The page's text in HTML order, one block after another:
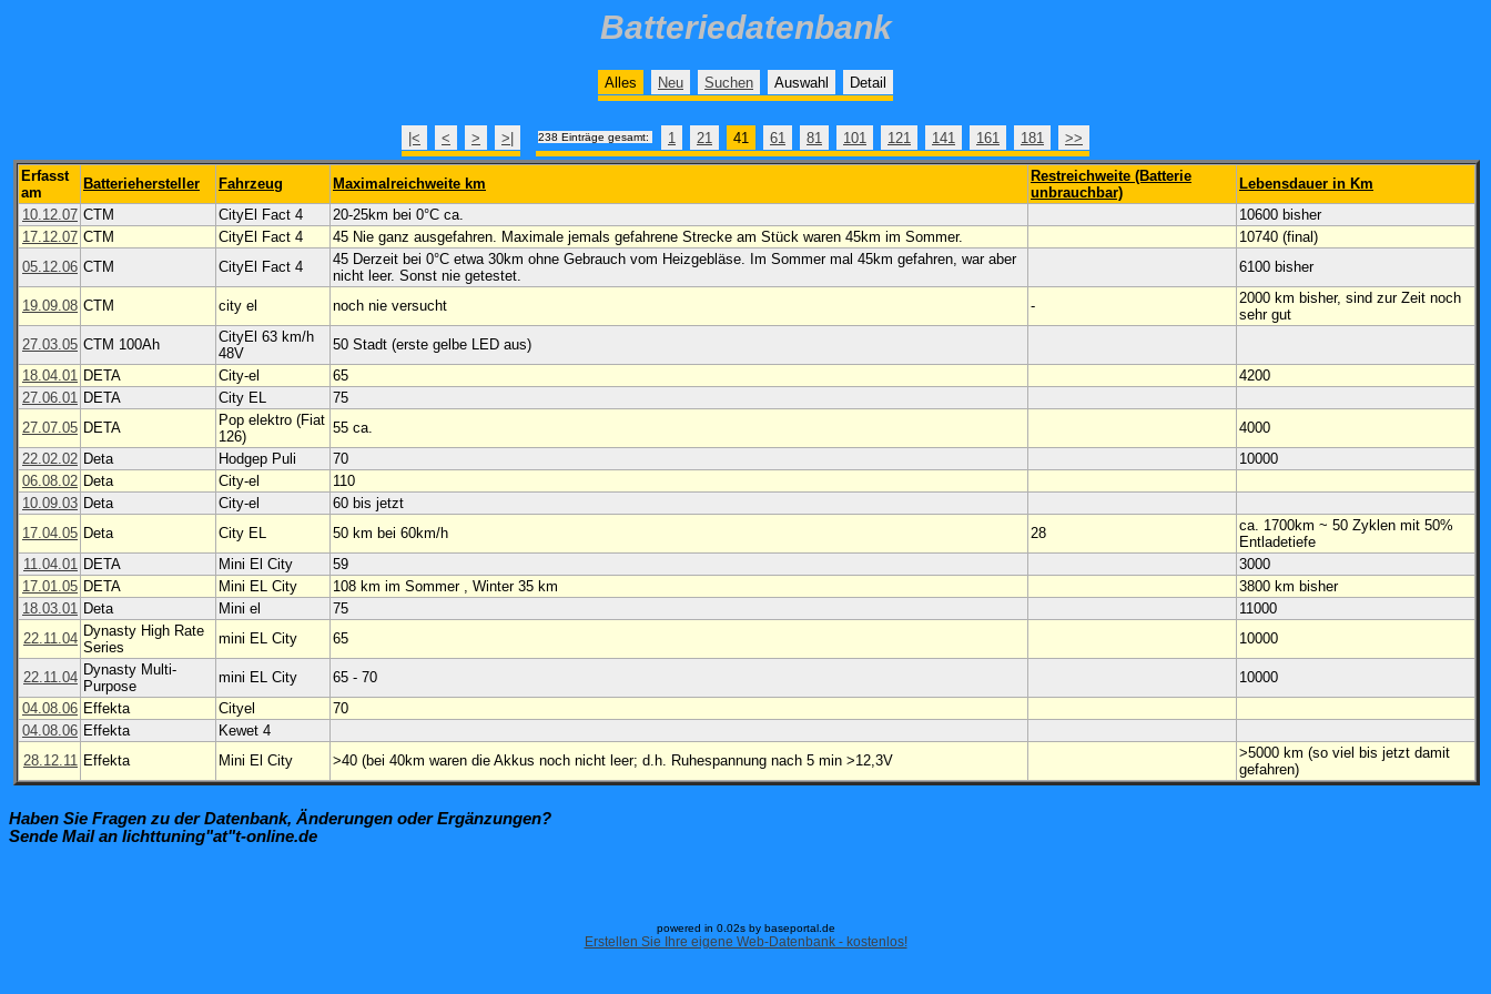
Batteriedatenbank
Alles Neu Suchen Auswahl Detail
|< < > >| 238 Einträge gesamt: 1 21 41 61 81 101 121 141 161 181 >>
Erfasst
am
Batteriehersteller Fahrzeug Maximalreichweite km
Restreichweite (Batterie
unbrauchbar)
Lebensdauer in Km
10.12.07 CTM CityEl Fact 4 20-25km bei 0°C ca.
10600 bisher
17.12.07 CTM CityEl Fact 4 45 Nie ganz ausgefahren. Maximale jemals gefahrene Strecke am Stück waren 45km im Sommer.
10740 (final)
05.12.06 CTM CityEl Fact 4
45 Derzeit bei 0°C etwa 30km ohne Gebrauch vom Heizgebläse. Im Sommer mal 45km gefahren, war aber
nicht leer. Sonst nie getestet.
6100 bisher
19.09.08 CTM city el noch nie versucht -
2000 km bisher, sind zur Zeit noch
sehr gut
27.03.05 CTM 100Ah
CityEl 63 km/h
48V
50 Stadt (erste gelbe LED aus)
18.04.01 DETA City-el 65
4200
27.06.01 DETA City EL
75
27.07.05 DETA
Pop elektro (Fiat
126)
55 ca.
4000
22.02.02 Deta Hodgep Puli 70
10000
06.08.02 Deta City-el
110
10.09.03 Deta City-el
60 bis jetzt
17.04.05 Deta City EL 50 km bei 60km/h 28
ca. 1700km ~ 50 Zyklen mit 50%
Entladetiefe
11.04.01 DETA Mini El City 59
3000
17.01.05 DETA Mini EL City 108 km im Sommer , Winter 35 km
3800 km bisher
18.03.01 Deta Mini el 75
11000
22.11.04 Dynasty High Rate
Series
mini EL City 65 10000
22.11.04 Dynasty Multi-
Purpose
mini EL City 65 - 70
10000
04.08.06 Effekta Cityel
70
04.08.06 Effekta
Kewet 4
28.12.11 Effekta Mini El City >40 (bei 40km waren die Akkus noch nicht leer; d.h. Ruhespannung nach 5 min >12,3V
>5000 km (so viel bis jetzt damit
gefahren)
Haben Sie Fragen zu der Datenbank, Änderungen oder Ergänzungen?
Sende Mail an lichttuning"at"t-online.de
powered in 0.02s by baseportal.de
Erstellen Sie Ihre eigene Web-Datenbank - kostenlos!